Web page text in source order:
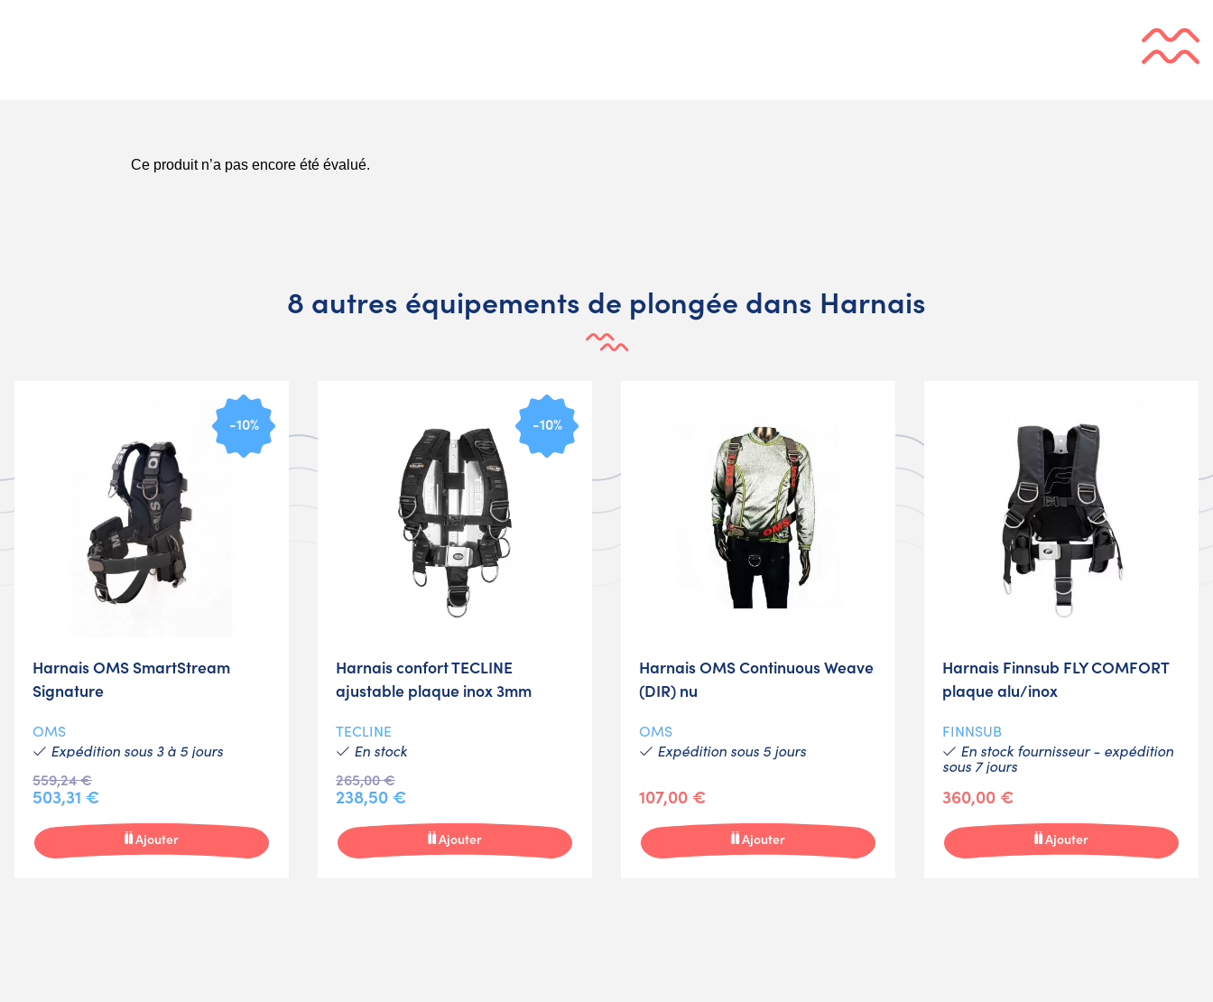
8 autres équipements de plongée dans Harnais
-10%
Harnais OMS SmartStream
Signature
OMS
Expédition sous 3 à 5 jours
559,24 €
503,31 €
Ajouter
-10%
Harnais confort TECLINE
ajustable plaque inox 3mm
TECLINE
En stock
265,00 €
238,50 €
Ajouter
Harnais OMS Continuous Weave
(DIR) nu
OMS
Expédition sous 5 jours
107,00 €
Ajouter
Harnais Finnsub FLY COMFORT
plaque alu/inox
FINNSUB
En stock fournisseur - expédition
sous 7 jours
360,00 €
Ajouter